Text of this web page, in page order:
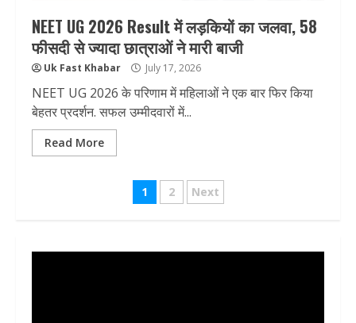
NEET UG 2026 Result में लड़कियों का जलवा, 58
फीसदी से ज्यादा छात्राओं ने मारी बाजी
Uk Fast Khabar July 17, 2026
NEET UG 2026 के परिणाम में महिलाओं ने एक बार फिर किया
बेहतर प्रदर्शन. सफल उम्मीदवारों में...
Read More
Posts
1 2 Next